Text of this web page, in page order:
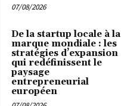
07/08/2026
De la startup locale à la
marque mondiale : les
stratégies d’expansion
qui redéfinissent le
paysage
entrepreneurial
européen